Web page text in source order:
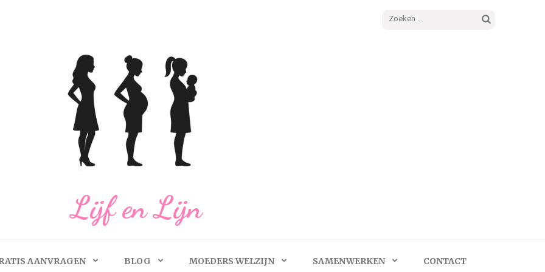
Zoeken
Lijf en Lijn
AANVRAGEN BLOG MOEDERS WELZIJN SAMENWERKEN CONTACT